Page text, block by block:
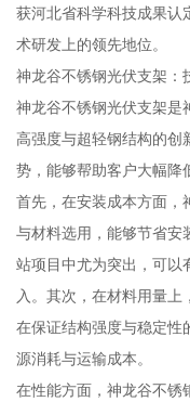
获河北省科学科技成果认
术研发上的领先地位。
神龙谷不锈钢光伏支架：
神龙谷不锈钢光伏支架是
高强度与超轻钢结构的创
势，能够帮助客户大幅降
首先，在安装成本方面，
与材料选用，能够节省安
站项目中尤为突出，可以
入。其次，在材料用量上
在保证结构强度与稳定性
源消耗与运输成本。
在性能方面，神龙谷不锈